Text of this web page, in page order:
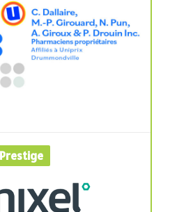
Prestige